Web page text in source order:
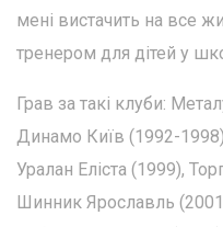
мені вистачить на все
тренером для дітей у
Грав за такі клуби:
Динамо Київ (1992-
Уралан Еліста (1999),
Шинник Ярославль